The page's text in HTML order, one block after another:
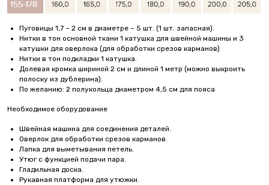
Пуговицы 1,7 – 2 см в диаметре – 5 шт. (1 шт. запасная).
Нитки в тон основной ткани 1 катушка для швейной машины и 3
катушки для оверлока (для обработки срезов карманов)
Нитки в тон подкладки 1 катушка.
Долевая кромка шириной 2 см и длиной 1 метр (можно выкроить
полоску из дублерина).
По желанию: 2 полукольца диаметром 4,5 см для пояса
Необходимое оборудование
Швейная машина для соединения деталей.
Оверлок для обработки срезов карманов.
Лапка для выметывания петель.
Утюг с функцией подачи пара.
Гладильная доска.
Рукавная платформа для утюжки.